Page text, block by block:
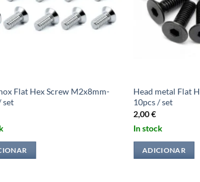
Flat Hex Screw M2x8mm-
set
Head metal Flat
10pcs / set
2,00€
In stock
ADICIONAR